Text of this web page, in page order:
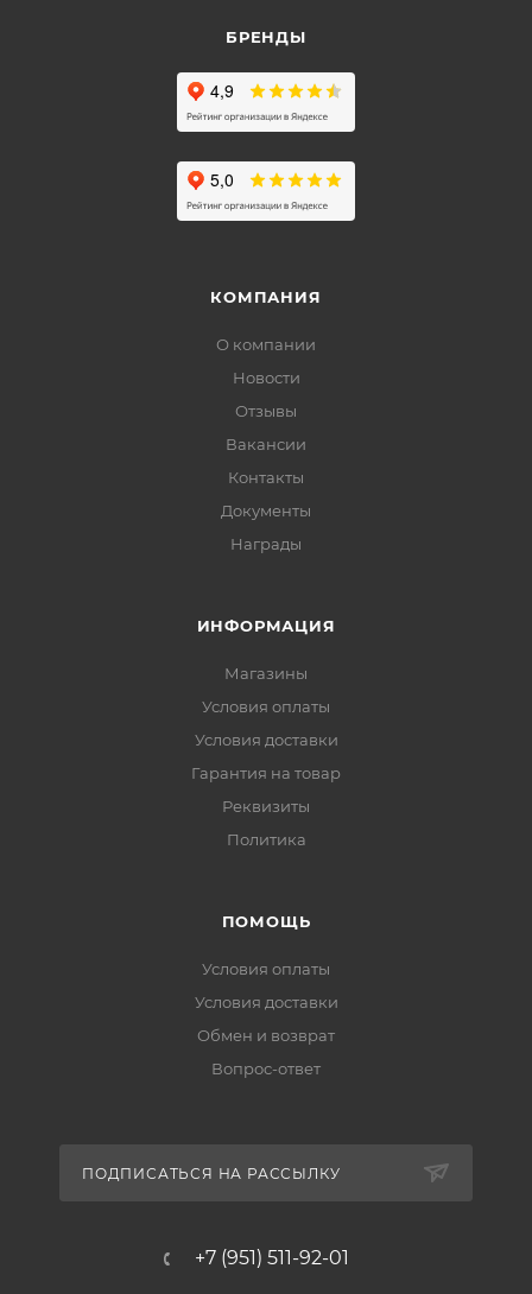
БРЕНДЫ
КОМПАНИЯ
О компании
Новости
Отзывы
Вакансии
Контакты
Документы
Награды
ИНФОРМАЦИЯ
Магазины
Условия оплаты
Условия доставки
Гарантия на товар
Реквизиты
Политика
ПОМОЩЬ
Условия оплаты
Условия доставки
Обмен и возврат
Вопрос-ответ
ПОДПИСАТЬСЯ НА РАССЫЛКУ
+7 (951) 511-92-01